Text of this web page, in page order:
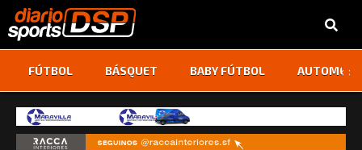
FÚTBOL BÁSQUET BABY FÚTBOL ‹ ›